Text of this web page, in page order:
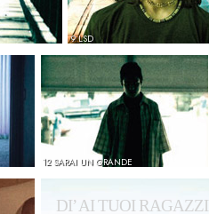
9 LSD
12 SARAI UN GRANDE
DI’ AI TUOI